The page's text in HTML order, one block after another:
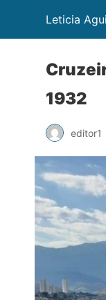
Leticia
1932
editor1